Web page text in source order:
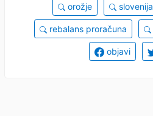
orožje slovenija
rebalans proračuna
objavi